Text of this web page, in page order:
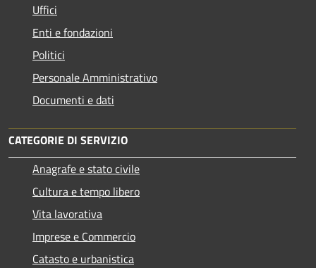
Uffici
Enti e fondazioni
Politici
Personale Amministrativo
Documenti e dati
CATEGORIE DI SERVIZIO
Anagrafe e stato civile
Cultura e tempo libero
Vita lavorativa
Imprese e Commercio
Catasto e urbanistica